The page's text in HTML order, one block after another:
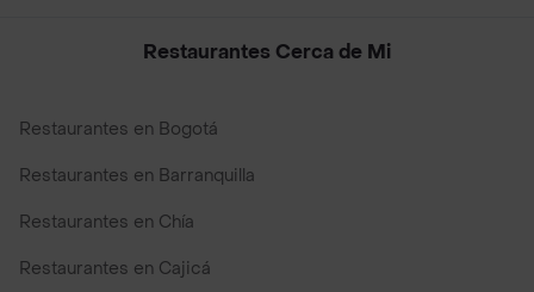
Restaurantes Cerca de Mi
Restaurantes en Bogotá
Restaurantes en Barranquilla
Restaurantes en Chía
Restaurantes en Cajicá